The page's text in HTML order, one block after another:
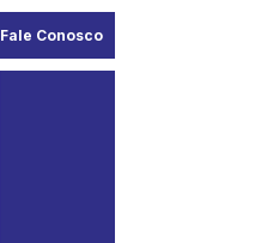
Fale Conosco